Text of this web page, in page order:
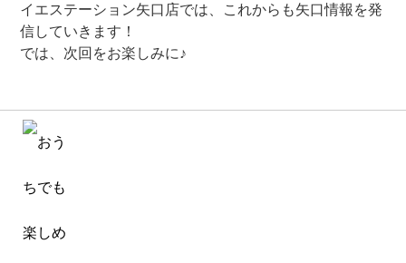
イエステーション矢口店では、これからも矢口情報を発
信していきます！
では、次回をお楽しみに♪